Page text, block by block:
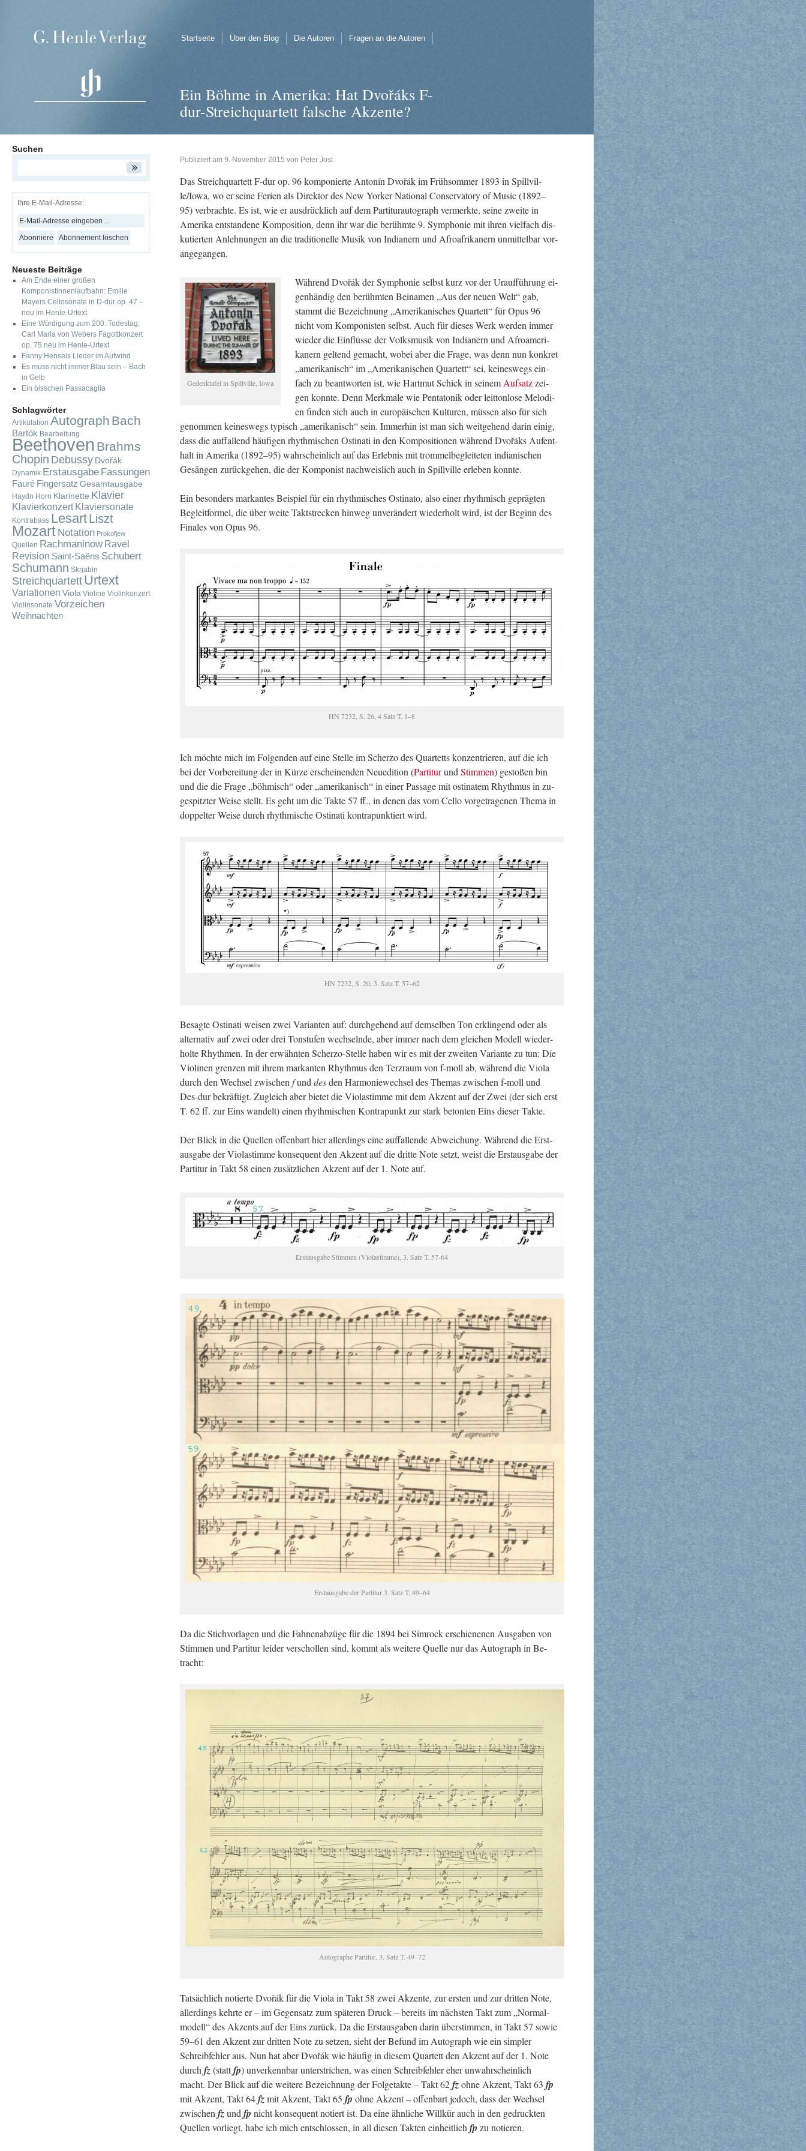
Startseite Über den Blog Die Autoren Fragen an die Autoren
Ein Böhme in Amerika: Hat Dvořáks F-
dur-Streichquartett falsche Akzente?
Publiziert am 9. November 2015 von Peter Jost
Das Streich­quar­tett F-dur op. 96 kom­po­nier­te Antonín Dvořák im Früh­som­mer 1893 in Spill­vil­
le/Iowa, wo er seine Fe­ri­en als Di­rek­tor des New Yor­ker Na­tio­nal Con­ser­va­to­ry of Music (1892–
95) ver­brach­te. Es ist, wie er aus­drück­lich auf dem Par­ti­tur­au­to­graph ver­merk­te, seine zwei­te in
Ame­ri­ka ent­stan­de­ne Kom­po­si­ti­on, denn ihr war die be­rühm­te 9. Sym­pho­nie mit ihren viel­fach dis­
ku­tier­ten An­leh­nun­gen an die tra­di­tio­nel­le Musik von In­dia­nern und Afro­afri­ka­nern un­mit­tel­bar vor­
an­ge­gan­gen.
Ge­denk­ta­fel in Spill­vil­le, Iowa
Wäh­rend Dvořák der Sym­pho­nie selbst kurz vor der Ur­auf­füh­rung ei­
gen­hän­dig den be­rühm­ten Bei­na­men „Aus der neuen Welt“ gab,
stammt die Be­zeich­nung „Ame­ri­ka­ni­sches Quar­tett“ für Opus 96
nicht vom Kom­po­nis­ten selbst. Auch für die­ses Werk wer­den immer
wie­der die Ein­flüs­se der Volks­mu­sik von In­dia­nern und Afro­ame­ri­
ka­nern gel­tend ge­macht, wobei aber die Frage, was denn nun kon­kret
„ame­ri­ka­nisch“ im „Ame­ri­ka­ni­schen Quar­tett“ sei, kei­nes­wegs ein­
fach zu be­ant­wor­ten ist, wie Hart­mut Schick in sei­nem Auf­satzzei­
gen konn­te. Denn Merk­ma­le wie Pen­ta­to­nik oder leit­ton­lo­se Me­lo­di­
en fin­den sich auch in eu­ro­päi­schen Kul­tu­ren, müs­sen also für sich
ge­nom­men kei­nes­wegs ty­pisch „ame­ri­ka­nisch“ sein. Im­mer­hin ist man sich weit­ge­hend darin einig,
dass die auf­fal­lend häu­fi­gen rhyth­mi­schen Os­ti­na­ti in den Kom­po­si­tio­nen wäh­rend Dvořáks Auf­ent­
halt in Ame­ri­ka (1892–95) wahr­schein­lich auf das Er­leb­nis mit trom­mel­be­glei­te­ten in­dia­ni­schen
Ge­sän­gen zu­rück­ge­hen, die der Kom­po­nist nach­weis­lich auch in Spill­vil­le er­le­ben konn­te.
Ein be­son­ders mar­kan­tes Bei­spiel für ein rhyth­mi­sches Os­ti­na­to, also einer rhyth­misch ge­präg­ten
Be­gleit­for­mel, die über weite Takt­stre­cken hin­weg un­ver­än­dert wie­der­holt wird, ist der Be­ginn des
Fi­na­les von Opus 96.
HN 7232, S. 26, 4 Satz T. 1–8
Ich möch­te mich im Fol­gen­den auf eine Stel­le im Scher­zo des Quar­tetts kon­zen­trie­ren, auf die ich
bei der Vor­be­rei­tung der in Kürze er­schei­nen­den Neue­di­ti­on (Par­ti­turund Stim­men) ge­sto­ßen bin
und die die Frage „böh­misch“ oder „ame­ri­ka­nisch“ in einer Pas­sa­ge mit os­ti­na­tem Rhyth­mus in zu­
ge­spitz­ter Weise stellt. Es geht um die Takte 57 ff., in denen das vom Cello vor­ge­tra­ge­nen Thema in
dop­pel­ter Weise durch rhyth­mi­sche Os­ti­na­ti kon­tra­punk­tiert wird.
HN 7232, S. 20, 3. Satz T. 57–62
Be­sag­te Os­ti­na­ti wei­sen zwei Va­ri­an­ten auf: durch­ge­hend auf dem­sel­ben Ton er­klin­gend oder als
al­ter­na­tiv auf zwei oder drei Ton­stu­fen wech­seln­de, aber immer nach dem glei­chen Mo­dell wie­der­
hol­te Rhyth­men. In der er­wähn­ten Scher­zo-Stel­le haben wir es mit der zwei­ten Va­ri­an­te zu tun: Die
Vio­li­nen gren­zen mit ihrem mar­kan­ten Rhyth­mus den Terz­raum von f-moll ab, wäh­rend die Viola
durch den Wech­sel zwi­schen fund desden Har­mo­nie­wech­sel des The­mas zwi­schen f-moll und
Des-dur be­kräf­tigt. Zu­gleich aber bie­tet die Vio­la­stim­me mit dem Ak­zent auf der Zwei (der sich erst
T. 62 ff. zur Eins wan­delt) einen rhyth­mi­schen Kon­tra­punkt zur stark be­ton­ten Eins die­ser Takte.
Der Blick in die Quel­len of­fen­bart hier al­ler­dings eine auf­fal­len­de Ab­wei­chung. Wäh­rend die Erst­
aus­ga­be der Vio­la­stim­me kon­se­quent den Ak­zent auf die drit­te Note setzt, weist die Erst­aus­ga­be der
Par­ti­tur in Takt 58 einen zu­sätz­li­chen Ak­zent auf der 1. Note auf.
Erst­aus­ga­be Stim­men (Vio­la­stim­me), 3. Satz T. 57-64
Erst­aus­ga­be der Par­ti­tur,3. Satz T. 49–64
Da die Stich­vor­la­gen und die Fah­nen­ab­zü­ge für die 1894 bei Sim­rock er­schie­ne­nen Aus­ga­ben von
Stim­men und Par­ti­tur lei­der ver­schol­len sind, kommt als wei­te­re Quel­le nur das Au­to­graph in Be­
tracht:
Au­to­gra­phe Par­ti­tur, 3. Satz T. 49–72
Tat­säch­lich no­tier­te Dvořák für die Viola in Takt 58 zwei Ak­zen­te, zur ers­ten und zur drit­ten Note,
al­ler­dings kehr­te er – im Ge­gen­satz zum spä­te­ren Druck – be­reits im nächs­ten Takt zum „Nor­mal­
mo­dell“ des Ak­zents auf der Eins zu­rück. Da die Erst­aus­ga­ben darin über­stim­men, in Takt 57 sowie
59–61 den Ak­zent zur drit­ten Note zu set­zen, sieht der Be­fund im Au­to­graph wie ein sim­pler
Schreib­feh­ler aus. Nun hat aber Dvořák wie häu­fig in die­sem Quar­tett den Ak­zent auf der 1. Note
durch fz(stattfp) un­ver­kenn­bar un­ter­stri­chen, was einen Schreib­feh­ler eher un­wahr­schein­lich
macht. Der Blick auf die wei­te­re Be­zeich­nung der Fol­ge­tak­te – Takt 62fzohne Ak­zent, Takt 63 fp
mit Ak­zent, Takt 64fzmit Ak­zent, Takt 65 fp ohne Ak­zent – of­fen­bart je­doch, dass der Wech­sel
zwi­schen fzund fp nicht kon­se­quent no­tiert ist. Da eine ähn­li­che Will­kür auch in den ge­druck­ten
Quel­len vor­liegt, habe ich mich ent­schlos­sen, in all die­sen Tak­ten ein­heit­lich fp zu no­tie­ren.
Suchen
Ihre E-Mail-Adresse:
Neueste Beiträge
Am Ende einer großen
Komponistinnenlaufbahn: Emilie
Mayers Cellosonate in D-dur op. 47 –
neu im Henle-Urtext
Eine Würdigung zum 200. Todestag:
Carl Maria von Webers Fagottkonzert
op. 75 neu im Henle-Urtext
Fanny Hensels Lieder im Aufwind
Es muss nicht immer Blau sein – Bach
in Gelb
Ein bisschen Passacaglia
Schlagwörter
Artikulation Autograph Bach
Bartók Bearbeitung
Beethoven Brahms
Chopin Debussy Dvořák
Dynamik Erstausgabe Fassungen
Fauré Fingersatz Gesamtausgabe
Haydn Horn Klarinette Klavier
Klavierkonzert Klaviersonate
Kontrabass LesartLiszt
Mozart Notation Prokofjew
Quellen Rachmaninow Ravel
Revision Saint-Saëns Schubert
Schumann Skrjabin
Streichquartett Urtext
Variationen Viola Violine Violinkonzert
Violinsonate Vorzeichen
Weihnachten